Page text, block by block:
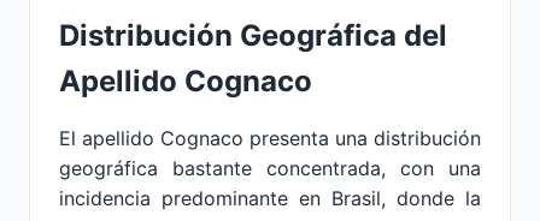
Distribución Geográfica del
Apellido Cognaco
El apellido Cognaco presenta una distribución
geográfica bastante concentrada, con una
incidencia predominante en Brasil, donde la